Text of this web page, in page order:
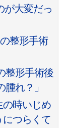
が大変だっ
整形手術
整形手術後
れ？」
の時いじめ
つらくて